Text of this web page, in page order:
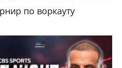
по воркауту